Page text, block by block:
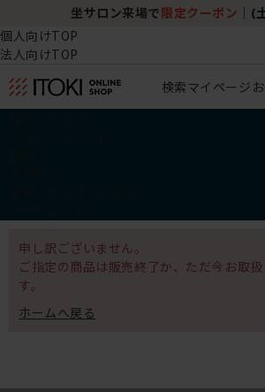
坐サロン来場で 限定クーポン (
個人向けTOP
法人向けTOP
検索マイページ
申し訳ございません。
ご指定の商品は販売終了か、ただ今お取
す。
ホームへ戻る